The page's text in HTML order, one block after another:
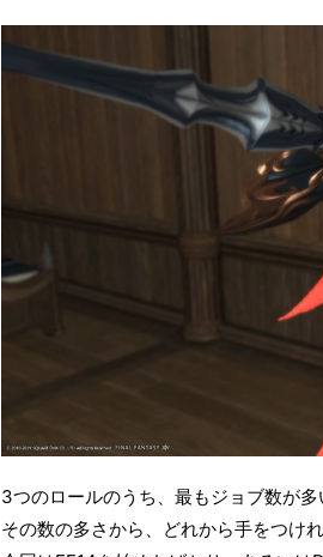
3つのロールのうち、最もジョブ数が多
その数の多さから、どれから手をつけ